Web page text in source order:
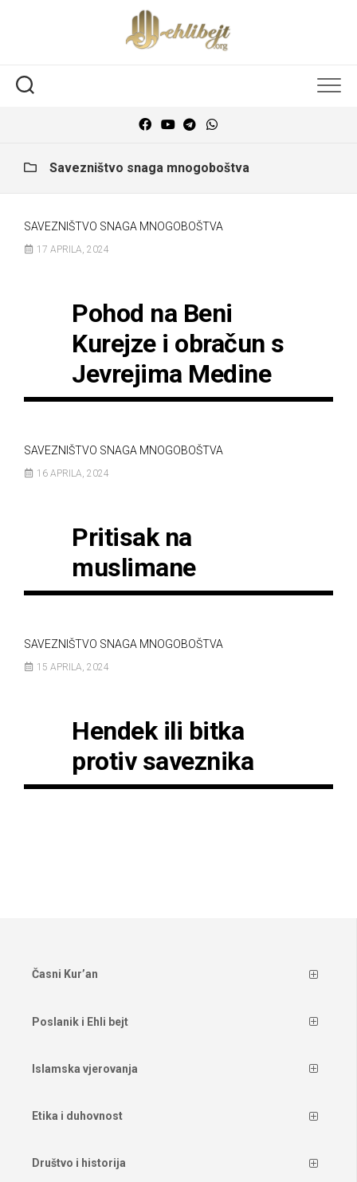
Savezništvo snaga mnogoboštva
SAVEZNIŠTVO SNAGA MNOGOBOŠTVA
17 APRILA, 2024
Pohod na Beni
Kurejze i obračun s
Jevrejima Medine
SAVEZNIŠTVO SNAGA MNOGOBOŠTVA
16 APRILA, 2024
Pritisak na
muslimane
SAVEZNIŠTVO SNAGA MNOGOBOŠTVA
15 APRILA, 2024
Hendek ili bitka
protiv saveznika
Časni Kur’an
Poslanik i Ehli bejt
Islamska vjerovanja
Etika i duhovnost
Društvo i historija